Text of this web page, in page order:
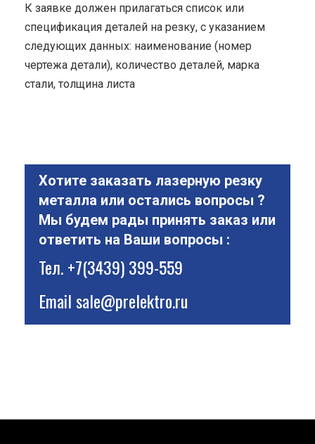
К заявке должен прилагаться список или
спецификация деталей на резку, с указанием
следующих данных: наименование (номер
чертежа детали), количество деталей, марка
стали, толщина листа
Хотите заказать лазерную резку
металла или остались вопросы ?
Мы будем рады принять заказ или
ответить на Ваши вопросы :
Тел.+7(3439) 399-559
Emailsale@prelektro.ru